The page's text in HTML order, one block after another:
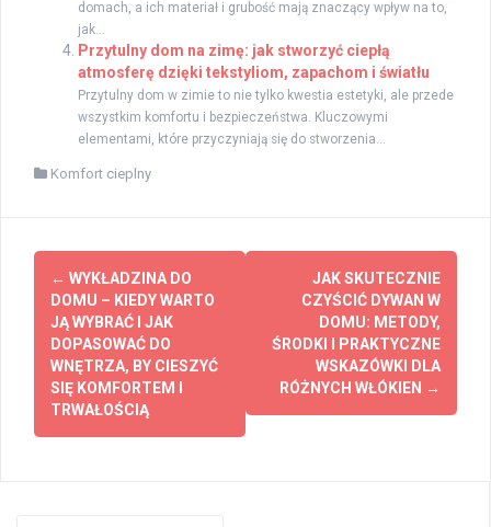
domach, a ich materiał i grubość mają znaczący wpływ na to,
jak...
Przytulny dom na zimę: jak stworzyć ciepłą
atmosferę dzięki tekstyliom, zapachom i światłu
Przytulny dom w zimie to nie tylko kwestia estetyki, ale przede
wszystkim komfortu i bezpieczeństwa. Kluczowymi
elementami, które przyczyniają się do stworzenia...
Komfort cieplny
Zobacz
wpisy
← WYKŁADZINA DO
DOMU – KIEDY WARTO
JĄ WYBRAĆ I JAK
DOPASOWAĆ DO
WNĘTRZA, BY CIESZYĆ
SIĘ KOMFORTEM I
TRWAŁOŚCIĄ
JAK SKUTECZNIE
CZYŚCIĆ DYWAN W
DOMU: METODY,
ŚRODKI I PRAKTYCZNE
WSKAZÓWKI DLA
RÓŻNYCH WŁÓKIEN →